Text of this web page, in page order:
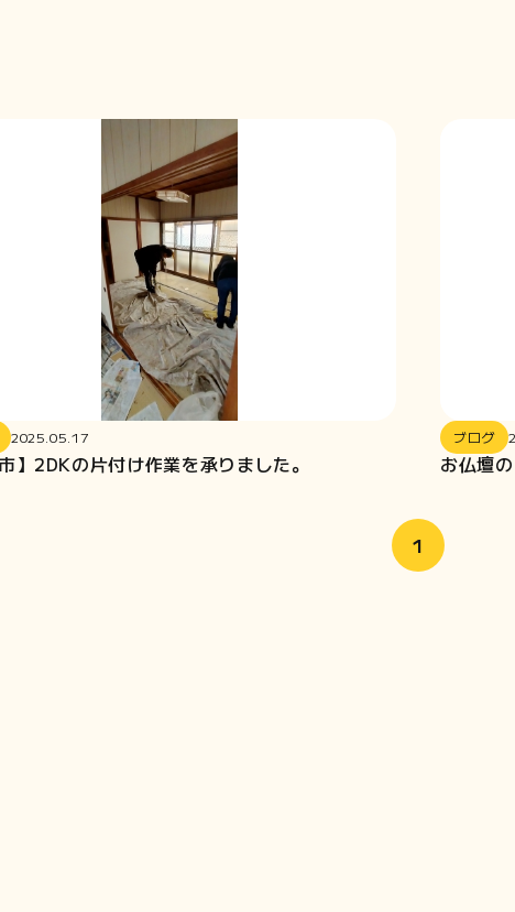
2025.05.17
】2DKの片付け作業を承りました。
ブログ
お仏壇
1